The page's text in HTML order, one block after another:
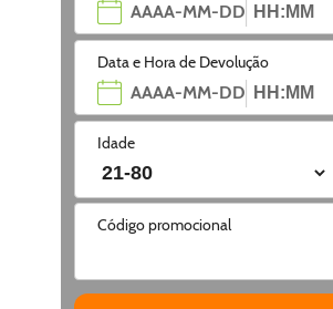
Data e Hora de Devolução
Idade
Código promocional